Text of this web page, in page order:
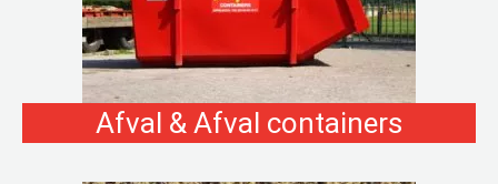
Afval & Afval containers